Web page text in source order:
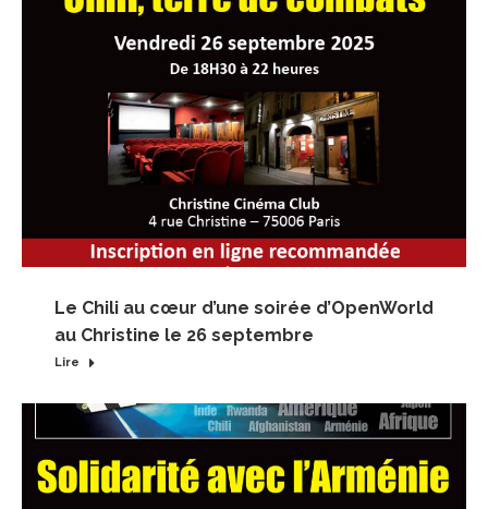
Le Chili au cœur d’une soirée d’OpenWorld
au Christine le 26 septembre
Lire